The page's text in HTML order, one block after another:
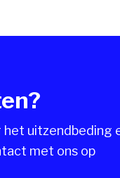
uitzendbeding
met ons op